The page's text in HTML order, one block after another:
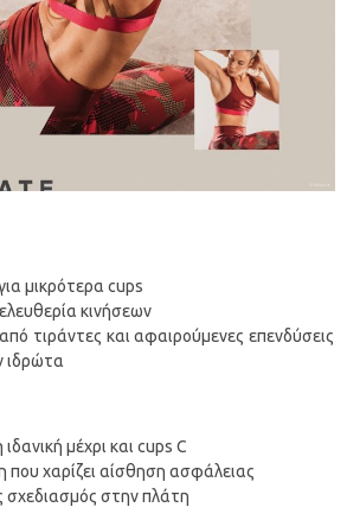
μικρότερα cups
κινήσεων
τιράντες και αφαιρούμενες επενδύσεις
ιδρώτα
μέχρι και cups C
που χαρίζει αίσθηση ασφάλειας
σχεδιασμός στην πλάτη